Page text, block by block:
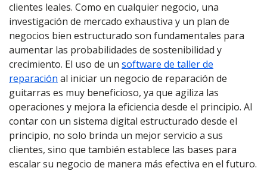
clientes leales. Como en cualquier negocio, una
investigación de mercado exhaustiva y un plan de
negocios bien estructurado son fundamentales para
aumentar las probabilidades de sostenibilidad y
crecimiento. El uso de un software de taller de
reparación al iniciar un negocio de reparación de
guitarras es muy beneficioso, ya que agiliza las
operaciones y mejora la eficiencia desde el principio. Al
contar con un sistema digital estructurado desde el
principio, no solo brinda un mejor servicio a sus
clientes, sino que también establece las bases para
escalar su negocio de manera más efectiva en el futuro.